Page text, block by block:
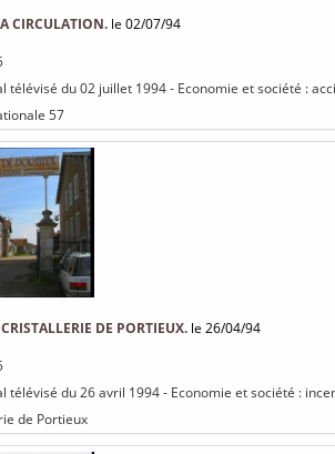
CIRCULATION. le 02/07/94
télévisé du 02 juillet 1994 - Economie et société :
57
DE PORTIEUX. le 26/04/94
télévisé du 26 avril 1994 - Economie et société :
de Portieux